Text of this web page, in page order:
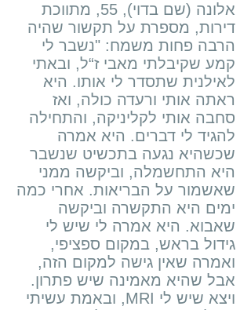
אלונה (שם בדוי), 55, מתווכת
דירות, מספרת על תקשור שהיה
הרבה פחות משמח: "נשבר לי
קמע שקיבלתי מאבי ז“ל, ובאתי
לאילנית שתסדר לי אותו. היא
ראתה אותי ורעדה כולה, ואז
סחבה אותי לקליניקה, והתחילה
להגיד לי דברים. היא אמרה
שכשהיא נגעה בתכשיט שנשבר
היא התחשמלה, וביקשה ממני
שאשמור על הבריאות. אחרי כמה
ימים היא התקשרה וביקשה
שאבוא. היא אמרה לי שיש לי
גידול בראש, במקום ספציפי,
ואמרה שאין גישה למקום הזה,
אבל שהיא מאמינה שיש פתרון.
ובאמת עשיתי ,MRI ויצא שיש לי